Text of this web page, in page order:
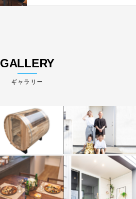
GALLERY
ギャラリー